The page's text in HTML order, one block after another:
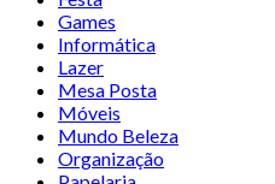
Games
Informática
Lazer
Mesa Posta
Móveis
Mundo Beleza
Organização